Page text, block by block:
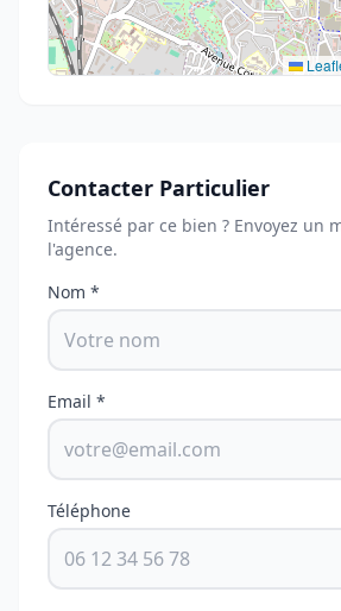
Contacter Particulier
Intéressé par ce bien ? Envoyez un
l'agence.
Nom *
Email *
Téléphone